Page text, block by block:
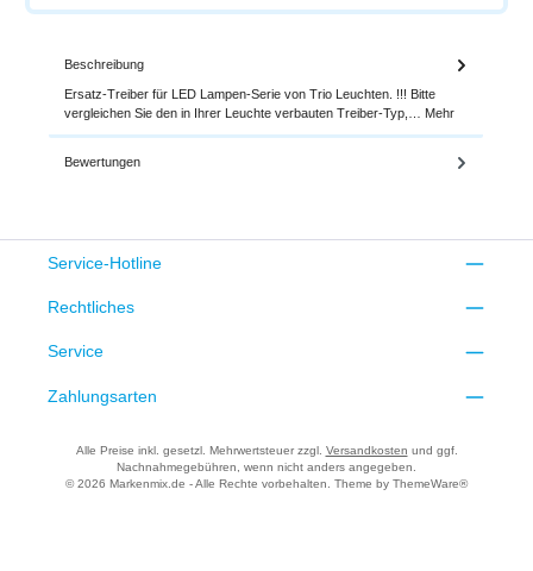
Beschreibung
Ersatz-Treiber für LED Lampen-Serie von Trio Leuchten. !!! Bitte
vergleichen Sie den in Ihrer Leuchte verbauten Treiber-Typ,… Mehr
Bewertungen
Service-Hotline
Rechtliches
Service
Zahlungsarten
Alle Preise inkl. gesetzl. Mehrwertsteuer zzgl. Versandkosten und ggf.
Nachnahmegebühren, wenn nicht anders angegeben.
© 2026 Markenmix.de - Alle Rechte vorbehalten. Theme by ThemeWare®